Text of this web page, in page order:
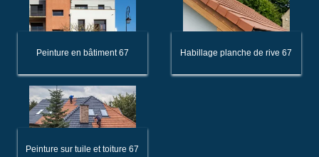
Peinture en bâtiment 67 Habillage planche de rive 67
Peinture sur tuile et toiture 67